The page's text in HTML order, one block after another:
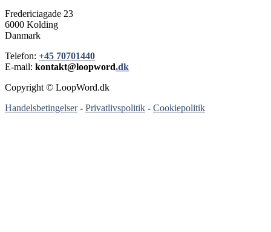
Fredericiagade 23
6000 Kolding
Danmark
Telefon: +45 70701440
E-mail: kontakt@loopword.dk
Copyright © LoopWord.dk
Handelsbetingelser- Privatlivspolitik - Cookiepolitik